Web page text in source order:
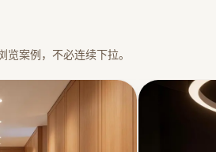
设计风格，上乘名贵木材，精细
端生活奢华典范。更在行业中树
杆领先地位。 2006年以来，公司
管理体系，引进了国际标准化管
获得德国某国端实木家具厂商全
品的生产工艺和品质上迈上了新
出了远超同行的高品质、高稳定
案例，不必连续下拉。